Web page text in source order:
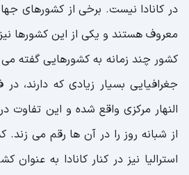
در کانادا نیست. برخی از کشورهای
معروف هستند و یکی از این کشورها
کشور چند زمانه به کشورهایی گفته
جغرافیایی بسیار زیادی که دارند،
النهار مرکزی واقع شده و این تفاوت
از شبانه روز را در آن ها رقم می زند.
استرالیا نیز در کنار کانادا به